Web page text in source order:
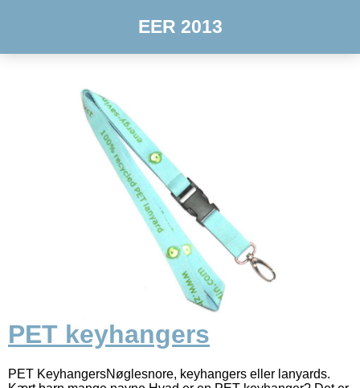
EER 2013
PET keyhangers
PET KeyhangersNøglesnore, keyhangers eller lanyards.